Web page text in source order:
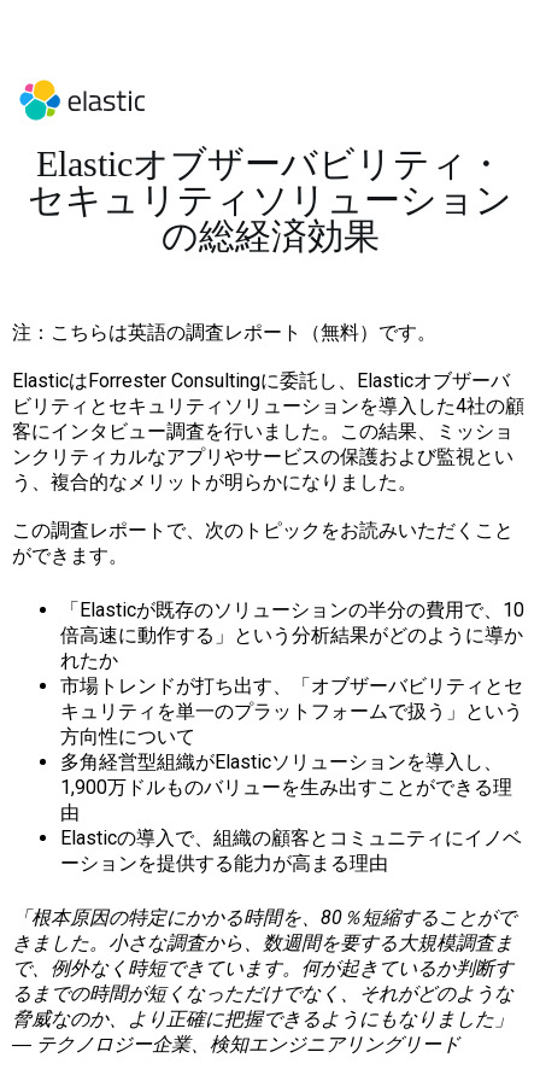
Elasticオブザーバビリティ・
セキュリティソリューション
の総経済効果
注：こちらは英語の調査レポート（無料）です。
ElasticはForrester Consultingに委託し、Elasticオブザーバ
ビリティとセキュリティソリューションを導入した4社の顧
客にインタビュー調査を行いました。この結果、ミッショ
ンクリティカルなアプリやサービスの保護および監視とい
う、複合的なメリットが明らかになりました。
この調査レポートで、次のトピックをお読みいただくこと
ができます。
「Elasticが既存のソリューションの半分の費用で、10
倍高速に動作する」という分析結果がどのように導か
れたか
市場トレンドが打ち出す、「オブザーバビリティとセ
キュリティを単一のプラットフォームで扱う」という
方向性について
多角経営型組織がElasticソリューションを導入し、
1,900万ドルものバリューを生み出すことができる理
由
Elasticの導入で、組織の顧客とコミュニティにイノベ
ーションを提供する能力が高まる理由
「根本原因の特定にかかる時間を、80％短縮することがで
きました。小さな調査から、数週間を要する大規模調査ま
で、例外なく時短できています。何が起きているか判断す
るまでの時間が短くなっただけでなく、それがどのような
脅威なのか、より正確に把握できるようにもなりました」
― テクノロジー企業、検知エンジニアリングリード